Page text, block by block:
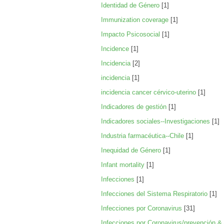
Identidad de Género [1]
Immunization coverage [1]
Impacto Psicosocial [1]
Incidence [1]
Incidencia[2]
incidencia[1]
incidencia cancer cérvico-uterino [1]
Indicadores de gestión [1]
Indicadores sociales--Investigaciones [1]
Industria farmacéutica--Chile [1]
Inequidad de Género [1]
Infant mortality [1]
Infecciones [1]
Infecciones del Sistema Respiratorio [1]
Infecciones por Coronavirus [31]